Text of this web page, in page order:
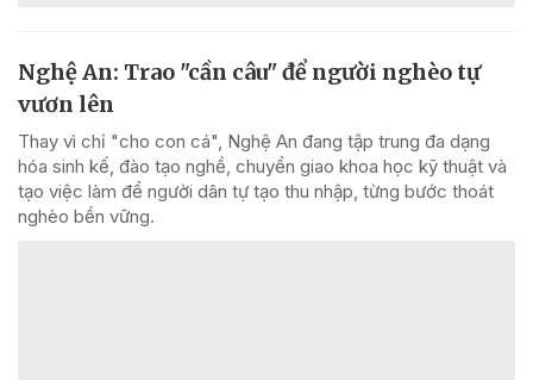
Nghệ An: Trao "cần câu" để người nghèo tự
vươn lên
Thay vì chỉ "cho con cá", Nghệ An đang tập trung đa dạng
hóa sinh kế, đào tạo nghề, chuyển giao khoa học kỹ thuật và
tạo việc làm để người dân tự tạo thu nhập, từng bước thoát
nghèo bền vững.